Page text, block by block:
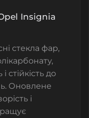
Insignia
стекла фар,
стійкість до
Оновлене
і